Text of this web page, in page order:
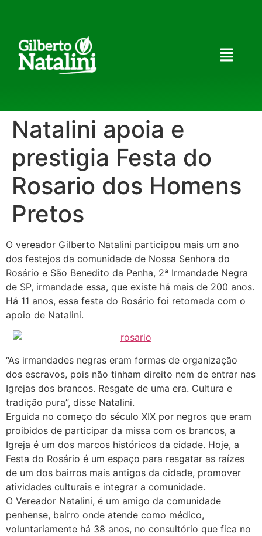
Natalini apoia e
prestigia Festa do
Rosario dos Homens
Pretos
O vereador Gilberto Natalini participou mais um ano
dos festejos da comunidade de Nossa Senhora do
Rosário e São Benedito da Penha, 2ª Irmandade Negra
de SP, irmandade essa, que existe há mais de 200 anos.
Há 11 anos, essa festa do Rosário foi retomada com o
apoio de Natalini.
“As irmandades negras eram formas de organização
dos escravos, pois não tinham direito nem de entrar nas
Igrejas dos brancos. Resgate de uma era. Cultura e
tradição pura”, disse Natalini.
Erguida no começo do século XIX por negros que eram
proibidos de participar da missa com os brancos, a
Igreja é um dos marcos históricos da cidade. Hoje, a
Festa do Rosário é um espaço para resgatar as raízes
de um dos bairros mais antigos da cidade, promover
atividades culturais e integrar a comunidade.
O Vereador Natalini, é um amigo da comunidade
penhense, bairro onde atende como médico,
voluntariamente há 38 anos, no consultório que fica no